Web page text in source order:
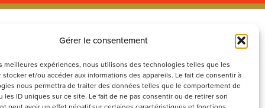
Gérer le consentement
meilleures expériences, nous utilisons des technologies telles que les
stocker et/ou accéder aux informations des appareils. Le fait de consentir à
nous permettra de traiter des données telles que le comportement de
les ID uniques sur ce site. Le fait de ne pas consentir ou de retirer son
nos offres d’emploi ou
votre candidature
sociaux